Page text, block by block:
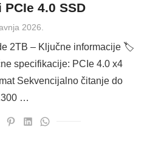
4.0 SSD
2026.
2TB – Ključne informacije 🏷
specifikacije: PCIe 4.0 x4
Sekvencijalno čitanje do
…